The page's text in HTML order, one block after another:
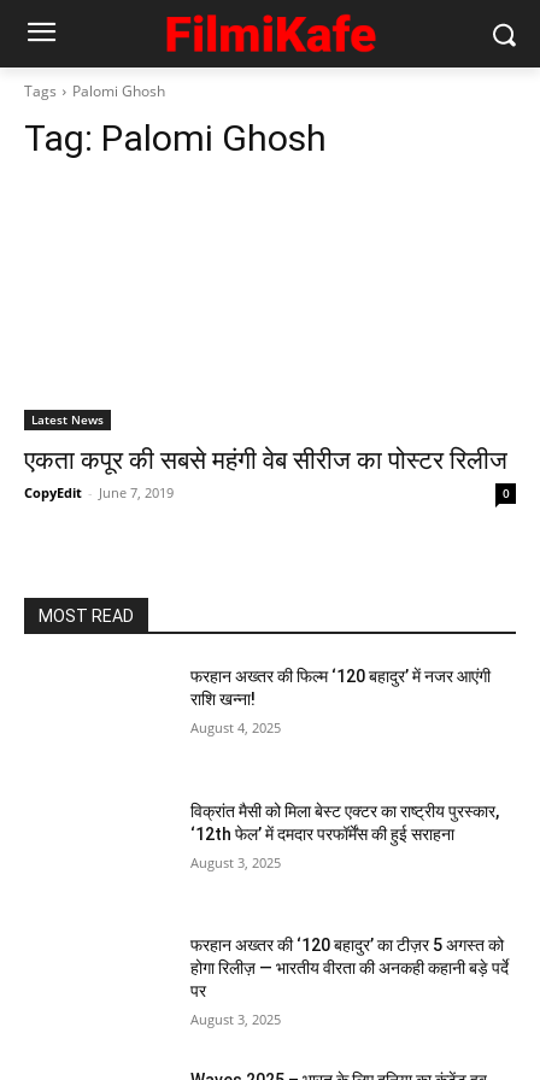
Tags Palomi Ghosh
Tag: Palomi Ghosh
Latest News
एकता कपूर की सबसे महंगी वेब सीरीज का पोस्‍टर रिलीज
CopyEdit - June 7, 2019 0
MOST READ
फरहान अख्तर की फिल्म ‘120 बहादुर’ में नजर आएंगी
राशि खन्ना!
August 4, 2025
विक्रांत मैसी को मिला बेस्ट एक्टर का राष्ट्रीय पुरस्कार,
‘12th फेल’ में दमदार परफॉर्मेंस की हुई सराहना
August 3, 2025
फरहान अख्तर की ‘120 बहादुर’ का टीज़र 5 अगस्त को
होगा रिलीज़ — भारतीय वीरता की अनकही कहानी बड़े पर्दे
पर
August 3, 2025